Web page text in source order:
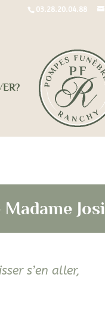
03.28.20.04.88
s’en aller,